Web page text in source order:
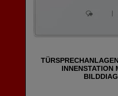
INNENSTATION